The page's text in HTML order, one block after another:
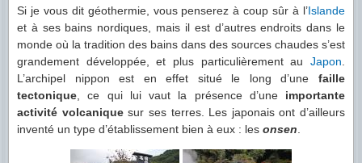
Si je vous dit géothermie, vous penserez à coup sûr à l’Islande
et à ses bains nordiques, mais il est d’autres endroits dans le
monde où la tradition des bains dans des sources chaudes s’est
grandement développée, et plus particulièrement au Japon
L’archipel nippon est en effet situé le long d’une faille
tectonique , ce qui lui vaut la présence d’une importante
activité volcaniquesur ses terres. Les japonais ont d’ailleurs
inventé un type d’établissement bien à eux : les onsen